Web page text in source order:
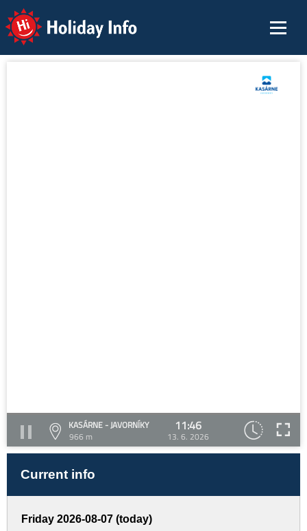
Holiday Info
KASÁRNE - JAVORNÍKY
966 m
11:46
13. 6. 2026
Current info
Friday 2026-08-07 (today)